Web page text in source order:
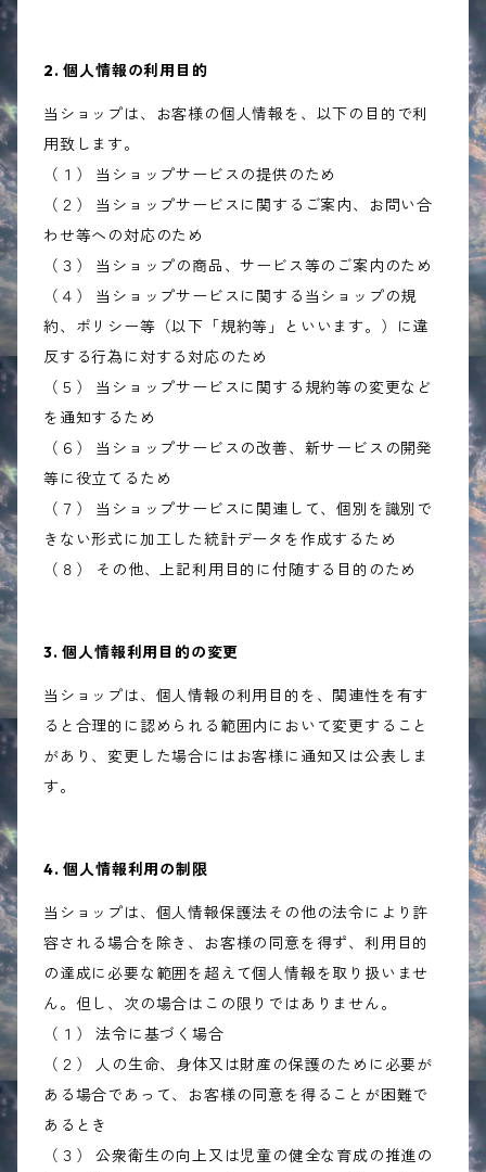
2. 個人情報の利用目的
当ショップは、お客様の個人情報を、以下の目的で利
用致します。
（１） 当ショップサービスの提供のため
（２） 当ショップサービスに関するご案内、お問い合
わせ等への対応のため
（３） 当ショップの商品、サービス等のご案内のため
（４） 当ショップサービスに関する当ショップの規
約、ポリシー等（以下「規約等」といいます。）に違
反する行為に対する対応のため
（５） 当ショップサービスに関する規約等の変更など
を通知するため
（６） 当ショップサービスの改善、新サービスの開発
等に役立てるため
（７） 当ショップサービスに関連して、個別を識別で
きない形式に加工した統計データを作成するため
（８） その他、上記利用目的に付随する目的のため
3. 個人情報利用目的の変更
当ショップは、個人情報の利用目的を、関連性を有す
ると合理的に認められる範囲内において変更すること
があり、変更した場合にはお客様に通知又は公表しま
す。
4. 個人情報利用の制限
当ショップは、個人情報保護法その他の法令により許
容される場合を除き、お客様の同意を得ず、利用目的
の達成に必要な範囲を超えて個人情報を取り扱いませ
ん。但し、次の場合はこの限りではありません。
（１） 法令に基づく場合
（２） 人の生命、身体又は財産の保護のために必要が
ある場合であって、お客様の同意を得ることが困難で
あるとき
（３） 公衆衛生の向上又は児童の健全な育成の推進の